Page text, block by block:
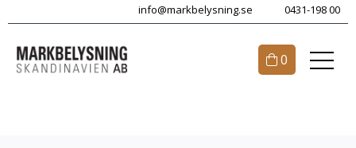
info@markbelysning.se 0431-198 00
0